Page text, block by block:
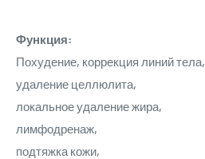
Функция:
Похудение, коррекция линий тела,
удаление целлюлита,
локальное удаление жира,
лимфодренаж,
подтяжка кожи,